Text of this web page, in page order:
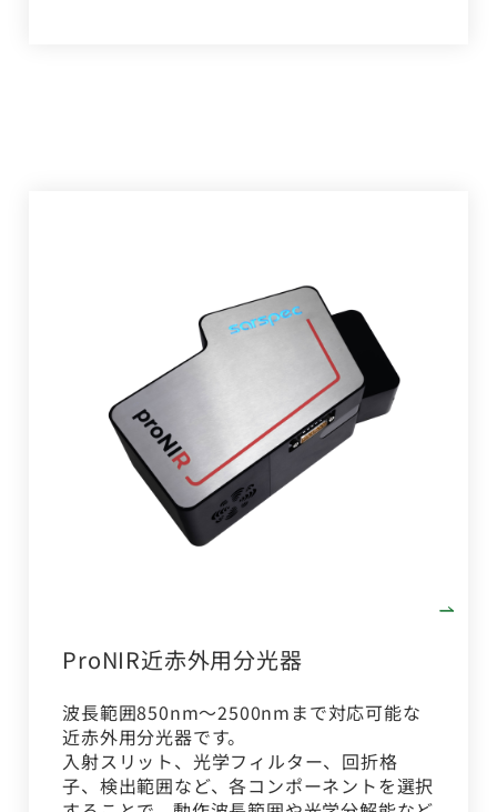
ProNIR近赤外用分光器
波長範囲850nm～2500nmまで対応可能な
近赤外用分光器です。
入射スリット、光学フィルター、回折格
子、検出範囲など、各コンポーネントを選択